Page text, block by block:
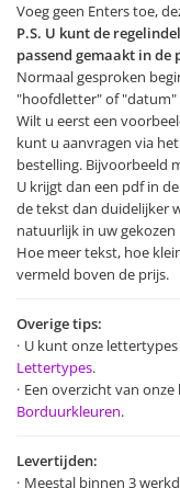
Voeg geen Enters toe,
P.S. U kunt de
passend gemaakt in de
Normaal gesproken
"hoofdletter" of
Wilt u eerst een
kunt u aanvragen via
bestelling. Bijvoorbeeld
U krijgt dan een pdf in
de tekst dan duidelijker
natuurlijk in uw
Hoe meer tekst, hoe
vermeld boven de prijs.
Overige tips:
U kunt onze
Lettertypes.
Een overzicht van
Borduurkleuren.
Levertijden:
Meestal binnen 3